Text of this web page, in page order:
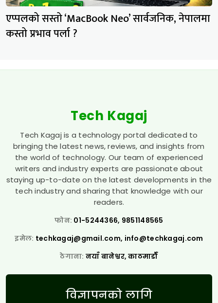
एप्पलको सस्तो ‘MacBook Neo’ सार्वजनिक, नेपालमा
कस्तो प्रभाव पर्ला ?
Tech Kagaj
Tech Kagaj is a technology portal dedicated to
bringing the latest news, reviews, and insights from
the world of technology. Our team of experienced
writers and industry experts are passionate about
staying up-to-date on the latest developments in the
tech industry and sharing that knowledge with our
readers.
फोन: 01-5244366, 9851148565
इमेल: techkagaj@gmail.com, info@techkagaj.com
ठेगाना: नयाँ बानेश्वर, काठमाडौँ
विज्ञापनको लागि